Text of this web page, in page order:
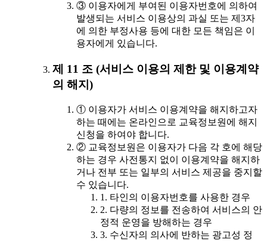
③ 이용자에게 부여된 이용자번호에 의하여
발생되는 서비스 이용상의 과실 또는 제3자
에 의한 부정사용 등에 대한 모든 책임은 이
용자에게 있습니다.
제 11 조 (서비스 이용의 제한 및 이용계약
의 해지)
① 이용자가 서비스 이용계약을 해지하고자
하는 때에는 온라인으로 교육정보원에 해지
신청을 하여야 합니다.
② 교육정보원은 이용자가 다음 각 호에 해당
하는 경우 사전통지 없이 이용계약을 해지하
거나 전부 또는 일부의 서비스 제공을 중지할
수 있습니다.
1. 타인의 이용자번호를 사용한 경우
2. 다량의 정보를 전송하여 서비스의 안
정적 운영을 방해하는 경우
3. 수신자의 의사에 반하는 광고성 정